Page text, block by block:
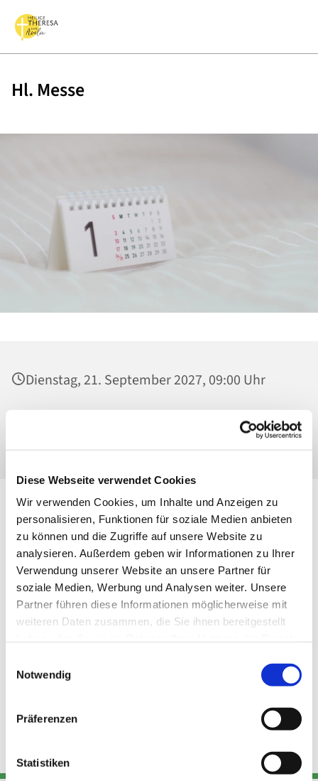
Diese Webseite verwendet Cookies
Wir verwenden Cookies, um Inhalte und Anzeigen zu
personalisieren, Funktionen für soziale Medien anbieten
zu können und die Zugriffe auf unsere Website zu
analysieren. Außerdem geben wir Informationen zu Ihrer
Verwendung unserer Website an unsere Partner für
soziale Medien, Werbung und Analysen weiter. Unsere
Partner führen diese Informationen möglicherweise mit
weiteren Daten zusammen, die Sie ihnen bereitgestellt
Notwendig
Präferenzen
Statistiken
Hl. Messe
Dienstag, 21. September 2027, 09:00 Uhr
St. Josef - Berlin-Weißensee, Pfarrkirche,